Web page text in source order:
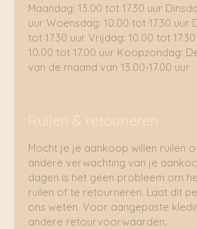
Maandag: 13.00 tot 17.30 uur
uur Woensdag: 10.00 tot 17.30 uur
tot 17.30 uur Vrijdag: 10.00 tot
10.00 tot 17.00 uur Koopzondag:
van de maand van 13.00-17.00 uur
Ruilen & retouneren
Mocht je je aankoop willen ruilen
andere verwachting van je
dagen is het geen probleem om
ruilen of te retourneren. Laat dit
ons weten. Voor aangepaste
andere retourvoorwaarden.